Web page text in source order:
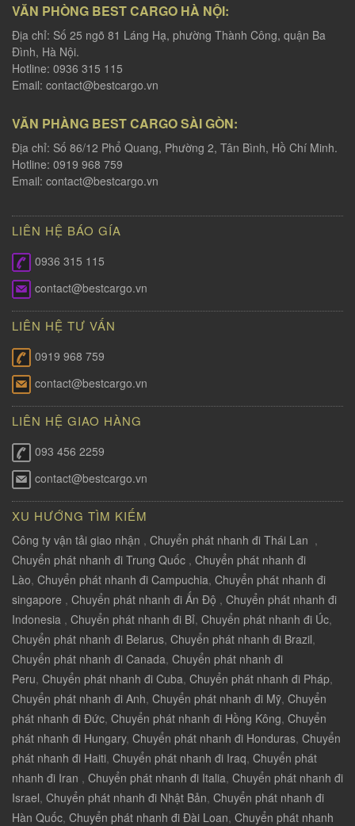
VĂN PHÒNG BEST CARGO HÀ NỘI:
Địa chỉ: Số 25 ngõ 81 Láng Hạ, phường Thành Công, quận Ba
Đình, Hà Nội.
Hotline: 0936 315 115
Email: contact@bestcargo.vn
VĂN PHÀNG BEST CARGO SÀI GÒN:
Địa chỉ: Số 86/12 Phổ Quang, Phường 2, Tân Bình, Hồ Chí Minh.
Hotline: 0919 968 759
Email: contact@bestcargo.vn
LIÊN HỆ BÁO GÍA
0936 315 115
contact@bestcargo.vn
LIÊN HỆ TƯ VẤN
0919 968 759
contact@bestcargo.vn
LIÊN HỆ GIAO HÀNG
093 456 2259
contact@bestcargo.vn
XU HƯỚNG TÌM KIẾM
Công ty vận tải giao nhận , Chuyển phát nhanh đi Thái Lan ,
Chuyển phát nhanh đi Trung Quốc , Chuyển phát nhanh đi
Lào, Chuyển phát nhanh đi Campuchia, Chuyển phát nhanh đi
singapore , Chuyển phát nhanh đi Ấn Độ , Chuyển phát nhanh đi
Indonesia , Chuyển phát nhanh đi Bỉ, Chuyển phát nhanh đi Úc,
Chuyển phát nhanh đi Belarus, Chuyển phát nhanh đi Brazil,
Chuyển phát nhanh đi Canada, Chuyển phát nhanh đi
Peru, Chuyển phát nhanh đi Cuba, Chuyển phát nhanh đi Pháp,
Chuyển phát nhanh đi Anh, Chuyển phát nhanh đi Mỹ, Chuyển
phát nhanh đi Đức, Chuyển phát nhanh đi Hồng Kông, Chuyển
phát nhanh đi Hungary, Chuyển phát nhanh đi Honduras, Chuyển
phát nhanh đi Haiti, Chuyển phát nhanh đi Iraq, Chuyển phát
nhanh đi Iran , Chuyển phát nhanh đi Italia, Chuyển phát nhanh đi
Israel, Chuyển phát nhanh đi Nhật Bản, Chuyển phát nhanh đi
Hàn Quốc, Chuyển phát nhanh đi Đài Loan, Chuyển phát nhanh